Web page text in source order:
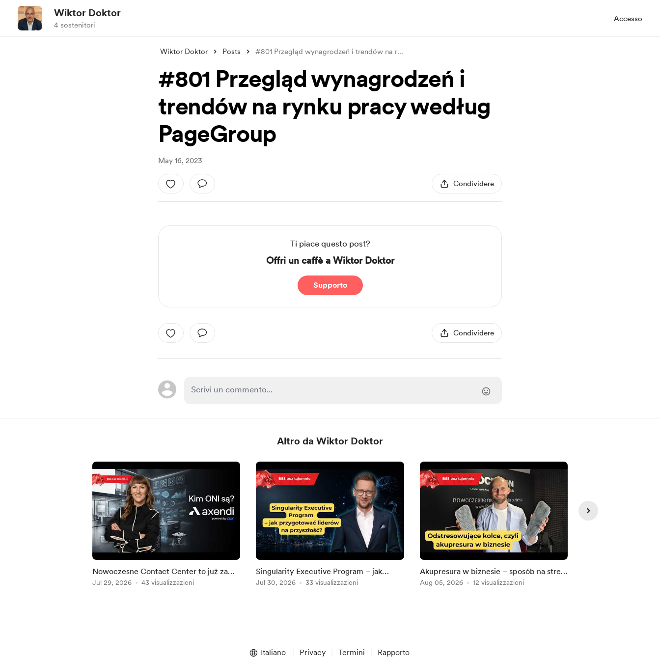
Wiktor Doktor
4 sostenitori
Accesso
Wiktor Doktor Posts #801 Przegląd wynagrodzeń i trendów na r...
#801 Przegląd wynagrodzeń i
trendów na rynku pracy według
PageGroup
May 16, 2023
Condividere
Ti piace questo post?
Offri un caffè a Wiktor Doktor
Supporto
Condividere
Altro da Wiktor Doktor
Nowoczesne Contact Center to już za
mało. Dokąd zmierza Customer
Jul 29, 2026 43 visualizzazioni
Singularity Executive Program – jak
przygotować liderów na przyszłość?
Jul 30, 2026 33 visualizzazioni
Akupresura w biznesie – sposób na stres
i większy dobrostan?
Aug 05, 2026 12 visualizzazioni
Italiano Privacy Termini Rapporto